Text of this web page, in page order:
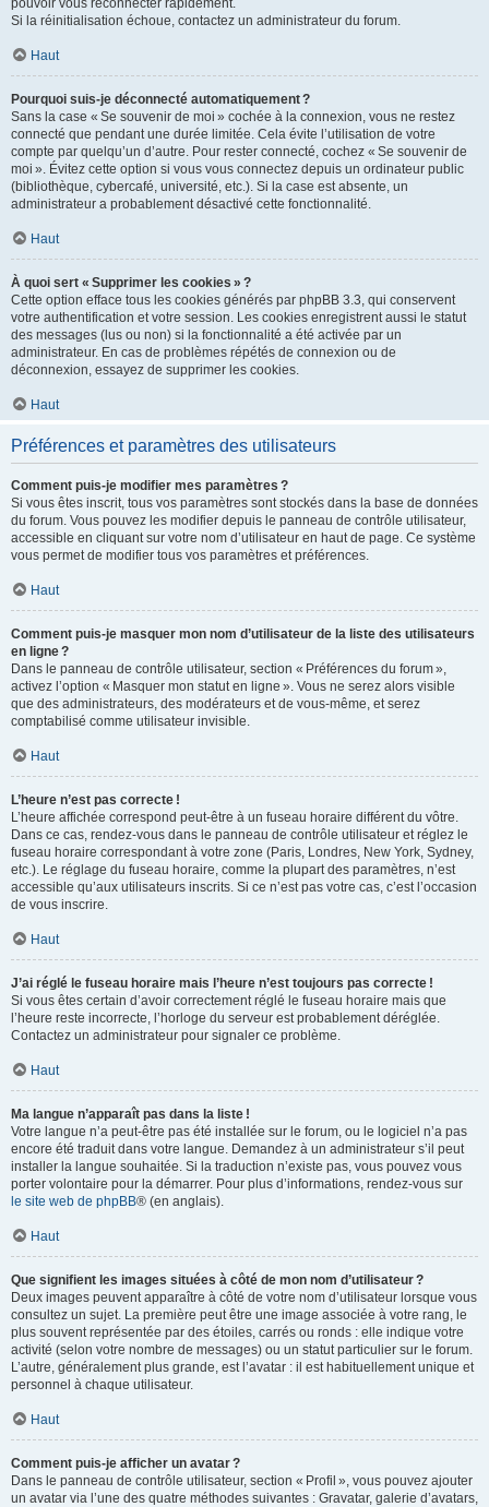
pouvoir vous reconnecter rapidement.
Si la réinitialisation échoue, contactez un administrateur du forum.
Haut
Pourquoi suis-je déconnecté automatiquement ?
Sans la case « Se souvenir de moi » cochée à la connexion, vous ne restez
connecté que pendant une durée limitée. Cela évite l’utilisation de votre
compte par quelqu’un d’autre. Pour rester connecté, cochez « Se souvenir de
moi ». Évitez cette option si vous vous connectez depuis un ordinateur public
(bibliothèque, cybercafé, université, etc.). Si la case est absente, un
administrateur a probablement désactivé cette fonctionnalité.
Haut
À quoi sert « Supprimer les cookies » ?
Cette option efface tous les cookies générés par phpBB 3.3, qui conservent
votre authentification et votre session. Les cookies enregistrent aussi le statut
des messages (lus ou non) si la fonctionnalité a été activée par un
administrateur. En cas de problèmes répétés de connexion ou de
déconnexion, essayez de supprimer les cookies.
Haut
Préférences et paramètres des utilisateurs
Comment puis-je modifier mes paramètres ?
Si vous êtes inscrit, tous vos paramètres sont stockés dans la base de données
du forum. Vous pouvez les modifier depuis le panneau de contrôle utilisateur,
accessible en cliquant sur votre nom d’utilisateur en haut de page. Ce système
vous permet de modifier tous vos paramètres et préférences.
Haut
Comment puis-je masquer mon nom d’utilisateur de la liste des utilisateurs
en ligne ?
Dans le panneau de contrôle utilisateur, section « Préférences du forum »,
activez l’option « Masquer mon statut en ligne ». Vous ne serez alors visible
que des administrateurs, des modérateurs et de vous-même, et serez
comptabilisé comme utilisateur invisible.
Haut
L’heure n’est pas correcte !
L’heure affichée correspond peut-être à un fuseau horaire différent du vôtre.
Dans ce cas, rendez-vous dans le panneau de contrôle utilisateur et réglez le
fuseau horaire correspondant à votre zone (Paris, Londres, New York, Sydney,
etc.). Le réglage du fuseau horaire, comme la plupart des paramètres, n’est
accessible qu’aux utilisateurs inscrits. Si ce n’est pas votre cas, c’est l’occasion
de vous inscrire.
Haut
J’ai réglé le fuseau horaire mais l’heure n’est toujours pas correcte !
Si vous êtes certain d’avoir correctement réglé le fuseau horaire mais que
l’heure reste incorrecte, l’horloge du serveur est probablement déréglée.
Contactez un administrateur pour signaler ce problème.
Haut
Ma langue n’apparaît pas dans la liste !
Votre langue n’a peut-être pas été installée sur le forum, ou le logiciel n’a pas
encore été traduit dans votre langue. Demandez à un administrateur s’il peut
installer la langue souhaitée. Si la traduction n’existe pas, vous pouvez vous
porter volontaire pour la démarrer. Pour plus d’informations, rendez-vous sur
le site web de phpBB® (en anglais).
Haut
Que signifient les images situées à côté de mon nom d’utilisateur ?
Deux images peuvent apparaître à côté de votre nom d’utilisateur lorsque vous
consultez un sujet. La première peut être une image associée à votre rang, le
plus souvent représentée par des étoiles, carrés ou ronds : elle indique votre
activité (selon votre nombre de messages) ou un statut particulier sur le forum.
L’autre, généralement plus grande, est l’avatar : il est habituellement unique et
personnel à chaque utilisateur.
Haut
Comment puis-je afficher un avatar ?
Dans le panneau de contrôle utilisateur, section « Profil », vous pouvez ajouter
un avatar via l’une des quatre méthodes suivantes : Gravatar, galerie d’avatars,